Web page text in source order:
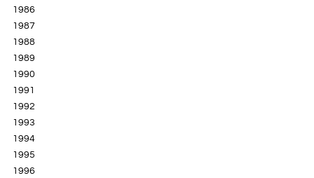
1986
1987
1988
1989
1990
1991
1992
1993
1994
1995
1996